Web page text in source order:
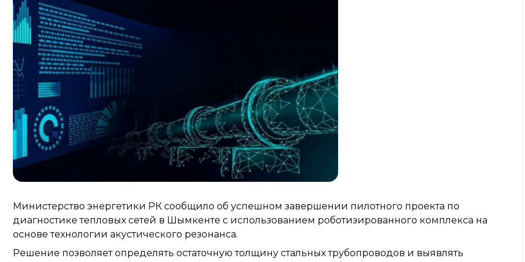
Министерство энергетики РК сообщило об успешном завершении пилотного проекта по
диагностике тепловых сетей в Шымкенте с использованием роботизированного комплекса на
основе технологии акустического резонанса.
Решение позволяет определять остаточную толщину стальных трубопроводов и выявлять